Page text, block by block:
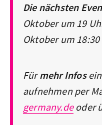
Die nächsten
Oktober um 19
Oktober um
Fürmehr Infos
aufnehmen per
germany.deoder